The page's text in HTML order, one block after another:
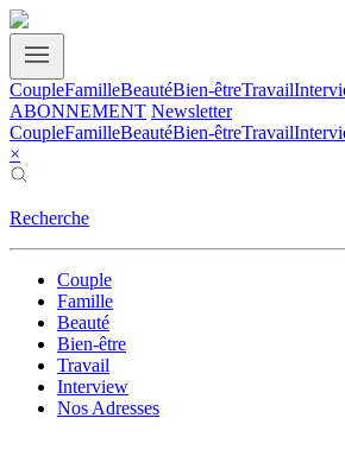
CoupleFamilleBeautéBien-êtreTravail
ABONNEMENT Newsletter
CoupleFamilleBeautéBien-êtreTravail
×
Recherche
Couple
Famille
Beauté
Bien-être
Travail
Interview
Nos Adresses